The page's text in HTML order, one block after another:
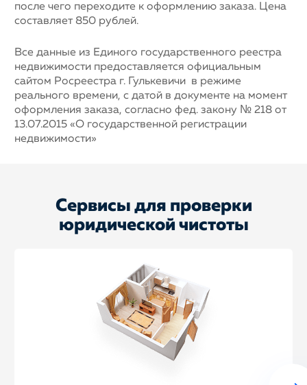
после чего переходите к оформлению заказа. Цена
составляет 850 рублей.
Все данные из Единого государственного реестра
недвижимости предоставляется официальным
сайтом Росреестра г. Гулькевичи в режиме
реального времени, с датой в документе на момент
оформления заказа, согласно фед. закону № 218 от
13.07.2015 «О государственной регистрации
недвижимости»
Сервисы для проверки
юридической чистоты